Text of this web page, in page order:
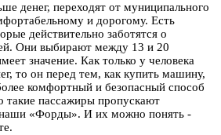
денег, переходят от муниципального
и дорогому. Есть
действительно заботятся о
Они выбирают между 13 и 20
значение. Как только у человека
то он перед тем, как купить машину,
комфортный и безопасный способ
такие пассажиры пропускают
наши «Форды». И их можно понять -